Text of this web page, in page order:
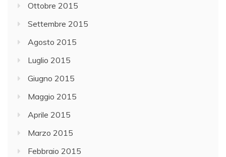
Ottobre 2015
Settembre 2015
Agosto 2015
Luglio 2015
Giugno 2015
Maggio 2015
Aprile 2015
Marzo 2015
Febbraio 2015